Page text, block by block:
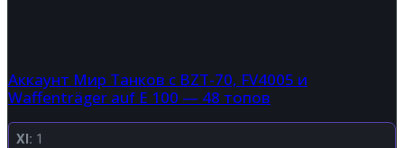
Аккаунт Мир Танков с BZT-70, FV4005 и
Waffenträger auf E 100 — 48 топов
XI: 1